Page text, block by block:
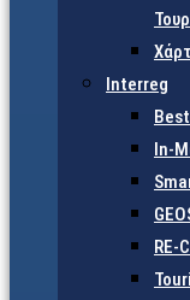
Interreg
In-
RE-